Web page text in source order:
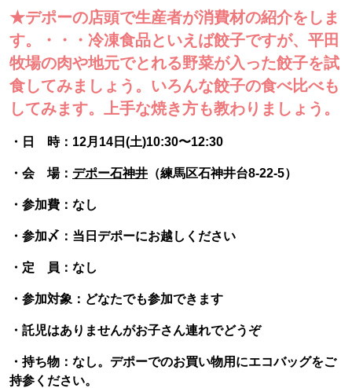
★デポーの店頭で生産者が消費材の紹介をしま
す。・・・冷凍食品といえば餃子ですが、平田
牧場の肉や地元でとれる野菜が入った餃子を試
食してみましょう。いろんな餃子の食べ比べも
してみます。上手な焼き方も教わりましょう。
・日 時：12月14日(土)10:30〜12:30
・会 場： デポー石神井 （練馬区石神井台8-22-5）
・参加費：なし
・参加〆：当日デポーにお越しください
・定 員：なし
・参加対象：どなたでも参加できます
・託児はありませんがお子さん連れでどうぞ
・持ち物：なし。デポーでのお買い物用にエコバッグをご
持参ください。